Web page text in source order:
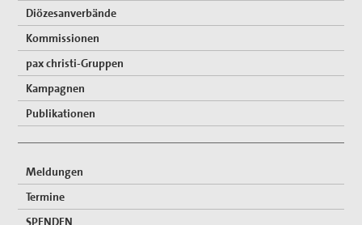
Diözesanverbände
Kommissionen
pax christi-Gruppen
Kampagnen
Publikationen
Meldungen
Termine
SPENDEN